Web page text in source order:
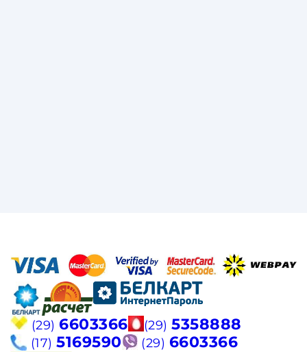
(29) 6603366 (29) 5358888
(17) 5169590 (29) 6603366